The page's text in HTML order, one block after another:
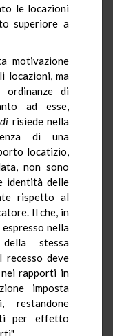
le locazioni
superiore a
motivazione
locazioni, ma
di
ad esse,
risiede nella
di una
locatizio,
non sono
identità delle
rispetto al
Il che, in
nella
stessa
recesso deve
rapporti in
imposta
restandone
per effetto